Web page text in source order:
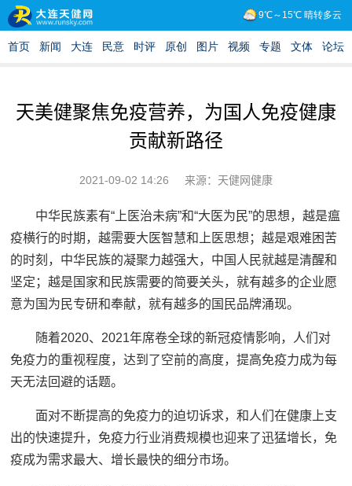
天美健聚焦免疫营养，为国人免疫健康
贡献新路径
2021-09-02 14:26 来源：天健网健康
中华民族素有“上医治未病”和“大医为民”的思想，越是瘟
疫横行的时期，越需要大医智慧和上医思想；越是艰难困苦
的时刻，中华民族的凝聚力越强大，中国人民就越是清醒和
坚定；越是国家和民族需要的简要关头，就有越多的企业愿
意为国为民专研和奉献，就有越多的国民品牌涌现。
随着2020、2021年席卷全球的新冠疫情影响，人们对
免疫力的重视程度，达到了空前的高度，提高免疫力成为每
天无法回避的话题。
面对不断提高的免疫力的迫切诉求，和人们在健康上支
出的快速提升，免疫力行业消费规模也迎来了迅猛增长，免
疫成为需求最大、增长最快的细分市场。